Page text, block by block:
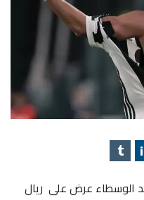
الوسطاء عرض على ريال